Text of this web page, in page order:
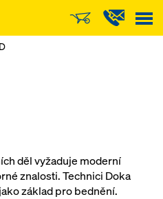
děl vyžaduje moderní
znalosti. Technici Doka
základ pro bednění.